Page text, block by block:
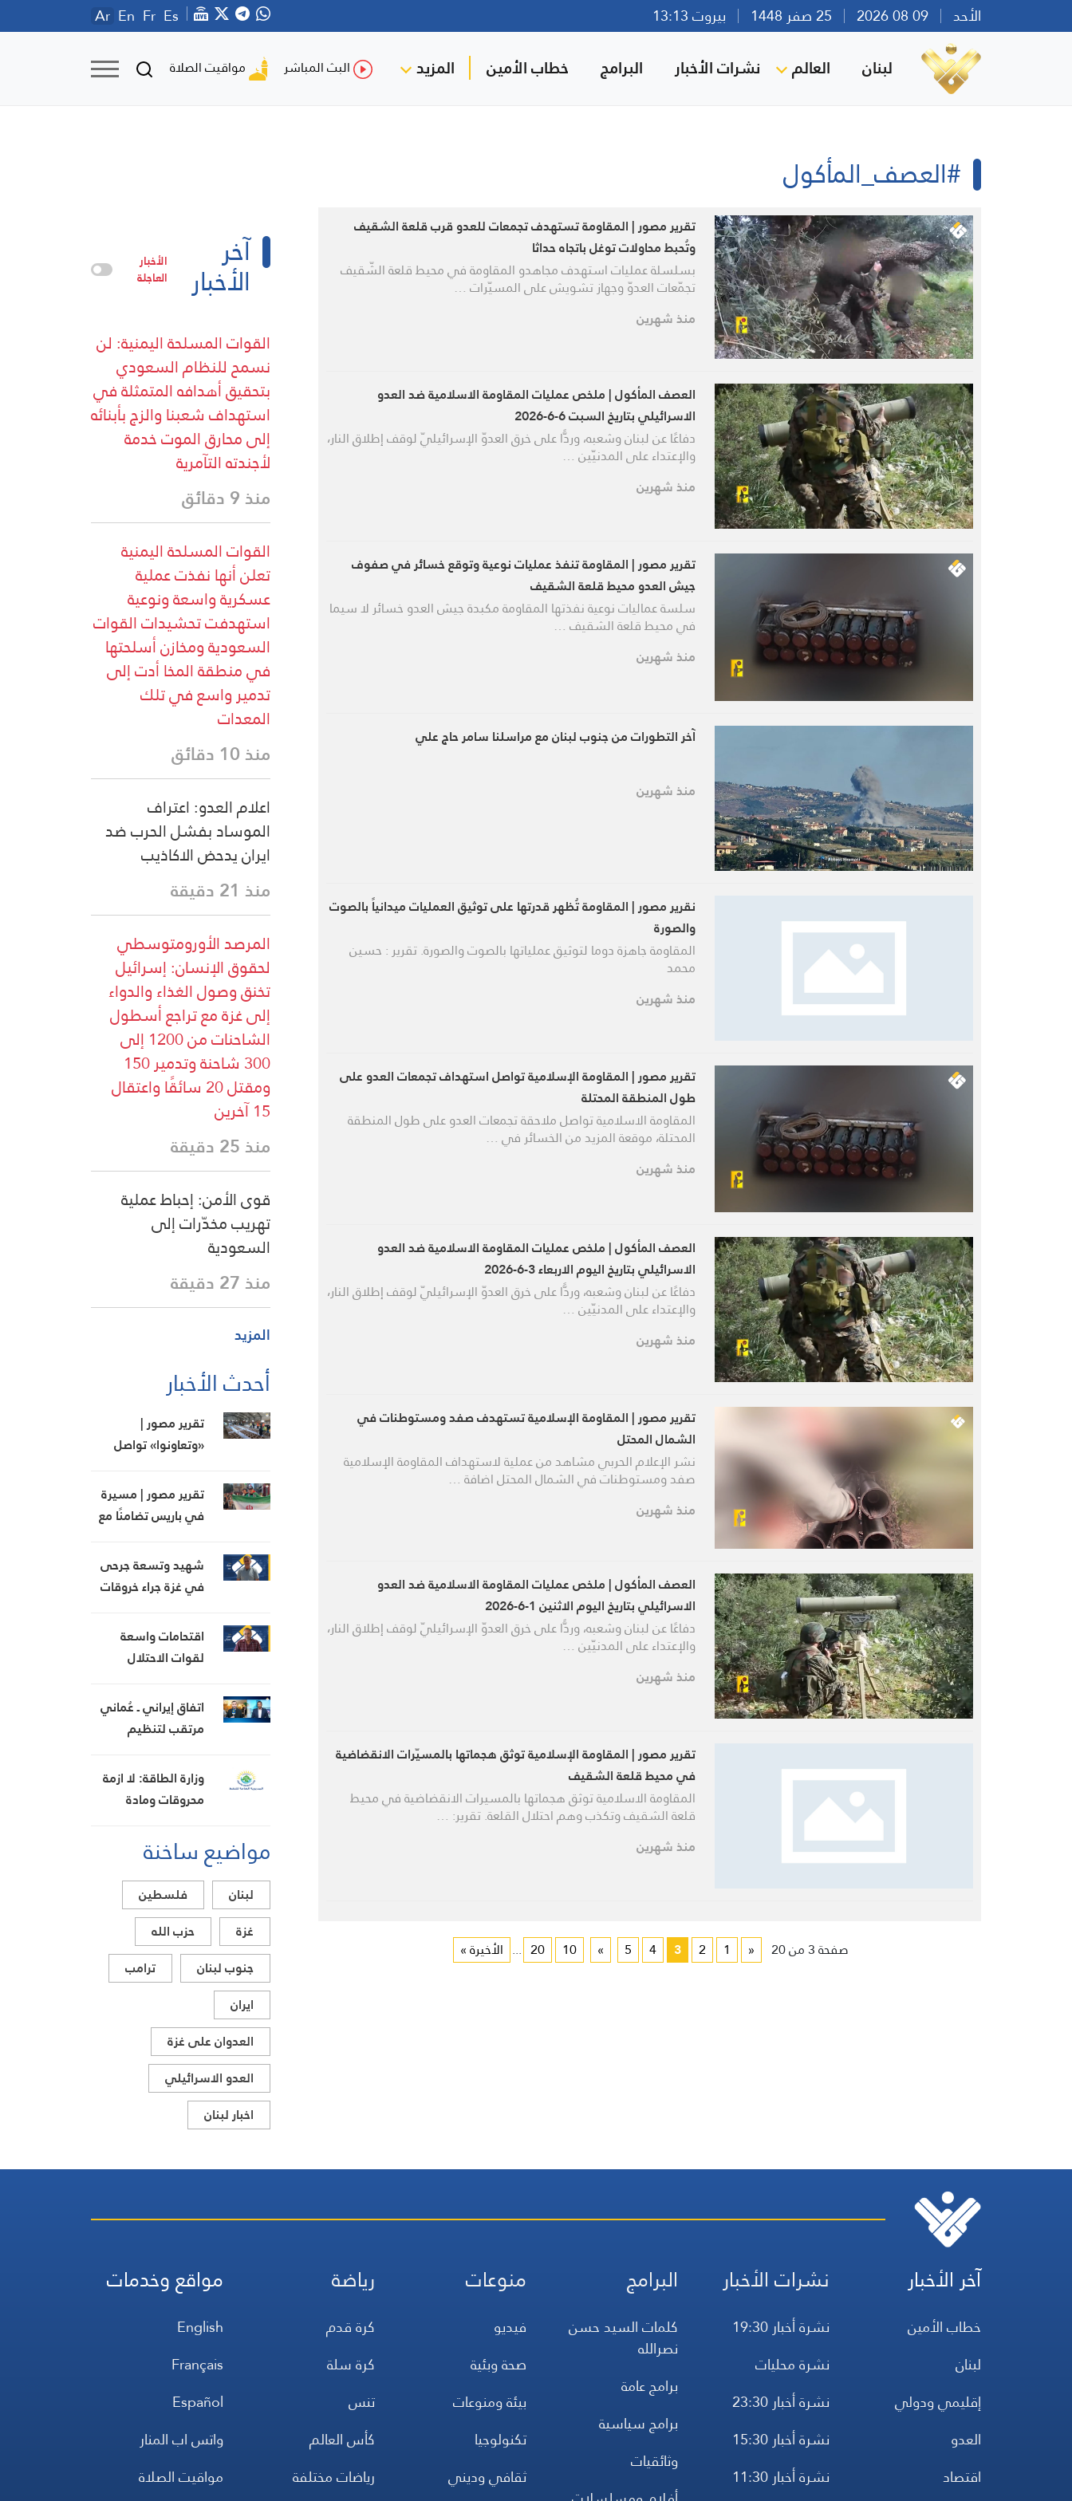
الأحد بيروت 13:13 Ar En Fr Es
لبنان العالم نشرات الأخبار البرامج خطاب الأمين المزيد البث المباشر مواقيت الصلاة
#العصف_المأكول
تقرير مصور | المقاومة تستهدف تجمعات للعدو قرب قلعة الشقيف
وتُحبط محاولات توغل باتجاه حداثا
بسلسلة عمليات استهدف مجاهدو المقاومة في محيط قلعة الشّقيف
تجمّعات العدوّ وجهاز تشويش على المسيّرات …
منذ شهرين
العصف المأكول | ملخص عمليات المقاومة الاسلامية ضد العدو
الاسرائيلي بتاريخ السبت 6-6-2026
دفاعًا عن لبنان وشعبه، وردًّا على خرق العدوّ الإسرائيليّ لوقف إطلاق النار،
والإعتداء على المدنيّين …
منذ شهرين
تقرير مصور | المقاومة تنفذ عمليات نوعية وتوقع خسائر في صفوف
جيش العدو محيط قلعة الشقيف
سلسة عماليات نوعية نفذتها المقاومة مكبدة جيش العدو خسائر لا سيما
في محيط قلعة الشقيف …
منذ شهرين
آخر التطورات من جنوب لبنان مع مراسلنا سامر حاج علي
منذ شهرين
نقرير مصور | المقاومة تُظهر قدرتها على توثيق العمليات ميدانياً بالصوت
والصورة
المقاومة جاهزة دوما لتوثيق عملياتها بالصوت والصورة. تقرير : حسين
محمد
منذ شهرين
تقرير مصور | المقاومة الإسلامية تواصل استهداف تجمعات العدو على
طول المنطقة المحتلة
المقاومة الاسلامية تواصل ملاحقة تجمعات العدو على طول المنطقة
المحتلة، موقعة المزيد من الخسائر في …
منذ شهرين
العصف المأكول | ملخص عمليات المقاومة الاسلامية ضد العدو
الاسرائيلي بتاريخ اليوم الاربعاء 3-6-2026
دفاعًا عن لبنان وشعبه، وردًّا على خرق العدوّ الإسرائيليّ لوقف إطلاق النار،
والإعتداء على المدنيّين …
منذ شهرين
تقرير مصور | المقاومة الإسلامية تستهدف صفد ومستوطنات في
الشمال المحتل
نشر الإعلام الحربي مشاهد من عملية لاستهداف المقاومة الإسلامية
صفد ومستوطنات في الشمال المحتل اضافة …
منذ شهرين
العصف المأكول | ملخص عمليات المقاومة الاسلامية ضد العدو
الاسرائيلي بتاريخ اليوم الاثنين 1-6-2026
دفاعًا عن لبنان وشعبه، وردًّا على خرق العدوّ الإسرائيليّ لوقف إطلاق النار،
والإعتداء على المدنيّين …
منذ شهرين
تقرير مصور | المقاومة الإسلامية توثق هجماتها بالمسيّرات الانقضاضية
في محيط قلعة الشقيف
المقاومة الاسلامية توثق هجماتها بالمسيرات الانقضاضية في محيط
قلعة الشقيف وتكذب وهم احتلال القلعة. تقرير: …
منذ شهرين
صفحة 3 من 20 «
1
2
3
4
5
»
10
20 الأخيرة »
آخر
الأخبار
الأخبار
العاجلة
القوات المسلحة اليمنية: لن
نسمح للنظام السعودي
بتحقيق أهدافه المتمثلة في
استهداف شعبنا والزج بأبنائه
إلى محارق الموت خدمة
لأجندته التآمرية
منذ 9 دقائق
القوات المسلحة اليمنية
تعلن أنها نفذت عملية
عسكرية واسعة ونوعية
استهدفت تحشيدات القوات
السعودية ومخازن أسلحتها
في منطقة المخا أدت إلى
تدمير واسع في تلك
المعدات
منذ 10 دقائق
اعلام العدو: اعتراف
الموساد بفشل الحرب ضد
ايران يدحض الاكاذيب
منذ 21 دقيقة
المرصد الأورومتوسطي
لحقوق الإنسان: إسرائيل
تخنق وصول الغذاء والدواء
إلى غزة مع تراجع أسطول
الشاحنات من 1200 إلى
300 شاحنة وتدمير 150
ومقتل 20 سائقًا واعتقال
15 آخرين
منذ 25 دقيقة
قوى الأمن: إحباط عملية
تهريب مخدّرات إلى
السعودية
منذ 27 دقيقة
المزيد
أحدث الأخبار
تقرير مصور |
«وتعاونوا» تواصل
أهلنا
تقرير مصور | مسيرة
في باريس تضامنًا مع
الاحتلال
شهيد وتسعة جرحى
في غزة جراء خروقات
في غزة
اقتحامات واسعة
لقوات الاحتلال
الضفة المحتلة
اتفاق إيراني ـ عُماني
مرتقب لتنظيم
هرمز
وزارة الطاقة: لا ازمة
محروقات ومادة
مواضيع ساخنة
لبنان
فلسطين
غزة
حزب الله
جنوب لبنان
ترامب
ايران
العدوان على غزة
العدو الاسرائيلي
اخبار لبنان
آخر الأخبار
خطاب الأمين
لبنان
إقليمي ودولي
العدو
اقتصاد
نشرات الأخبار
نشرة أخبار 19:30
نشرة محليات
نشرة أخبار 23:30
نشرة أخبار 15:30
نشرة أخبار 11:30
البرامج
كلمات السيد حسن
نصرالله
برامج عامة
برامج سياسية
وثائقيات
منوعات
فيديو
صحة وبئية
بيئة ومنوعات
تكنولوجيا
ثقافي وديني
رياضة
كرة قدم
كرة سلة
تنس
كأس العالم
رياضات مختلفة
مواقع وخدمات
English
Français
Español
واتس اب المنار
مواقيت الصلاة